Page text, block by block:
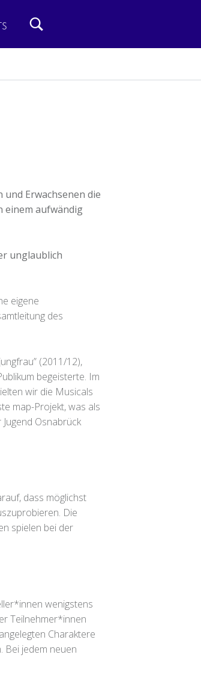
Erwachsenen die
einem aufwändig
unglaublich
eigene
des
(2011/12),
begeisterte. Im
wir die Musicals
map-Projekt, was als
Osnabrück
dass möglichst
Die
spielen bei der
wenigstens
Teilnehmer*innen
Charaktere
Bei jedem neuen